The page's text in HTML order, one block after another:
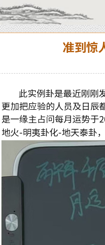
准到惊
此实例卦是最近刚刚发
更加把应验的人员及日辰
是一缘主占问每月运势于
地火-明夷卦化-地天泰卦